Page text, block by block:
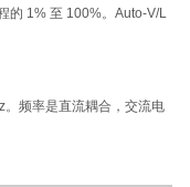
的 1% 至 100%。Auto-V/L
频率是直流耦合，交流电